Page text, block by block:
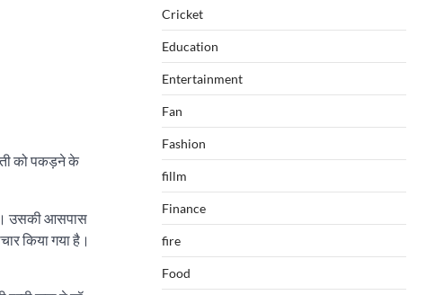
को पकड़ने के
उसकी आसपास
किया गया है।
Cricket
Education
Entertainment
Fan
Fashion
fillm
Finance
fire
Food